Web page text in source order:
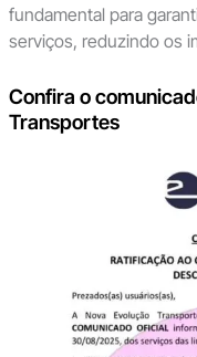
fundamental para
serviços, reduzindo os
Confira o
Transportes